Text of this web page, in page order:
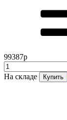
99387р
На складе Купить